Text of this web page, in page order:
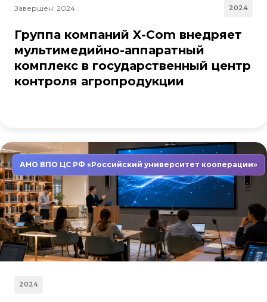
Завершен: 2024 2024
Группа компаний X-Com внедряет
мультимедийно-аппаратный
комплекс в государственный центр
контроля агропродукции
АНО ВПО ЦС РФ «Российский университет кооперации»
2024